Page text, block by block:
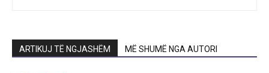
ARTIKUJ TË NGJASHËM MË SHUMË NGA AUTORI